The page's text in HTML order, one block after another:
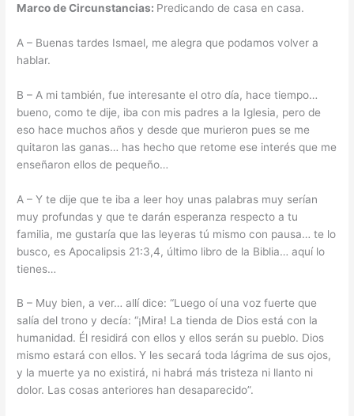
Marco de Circunstancias: Predicando de casa en casa.
A – Buenas tardes Ismael, me alegra que podamos volver a
hablar.
B – A mi también, fue interesante el otro día, hace tiempo…
bueno, como te dije, iba con mis padres a la Iglesia, pero de
eso hace muchos años y desde que murieron pues se me
quitaron las ganas… has hecho que retome ese interés que me
enseñaron ellos de pequeño…
A – Y te dije que te iba a leer hoy unas palabras muy serían
muy profundas y que te darán esperanza respecto a tu
familia, me gustaría que las leyeras tú mismo con pausa… te lo
busco, es Apocalipsis 21:3,4, último libro de la Biblia… aquí lo
tienes…
B – Muy bien, a ver… allí dice: “Luego oí una voz fuerte que
salía del trono y decía: “¡Mira! La tienda de Dios está con la
humanidad. Él residirá con ellos y ellos serán su pueblo. Dios
mismo estará con ellos. Y les secará toda lágrima de sus ojos,
y la muerte ya no existirá, ni habrá más tristeza ni llanto ni
dolor. Las cosas anteriores han desaparecido”.